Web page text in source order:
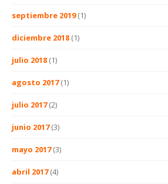
septiembre 2019(1)
diciembre 2018 (1)
julio 2018 (1)
agosto 2017(1)
julio 2017(2)
junio 2017(3)
mayo 2017(3)
abril 2017(4)